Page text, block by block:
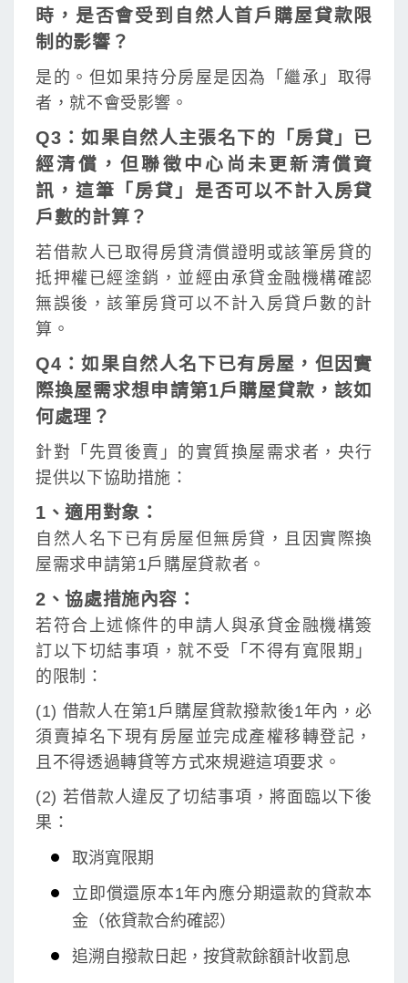
時，是否會受到自然人首戶購屋貸款限
制的影響？
是的。但如果持分房屋是因為「繼承」取得
者，就不會受影響。
Q3：如果自然人主張名下的「房貸」已
經清償，但聯徵中心尚未更新清償資
訊，這筆「房貸」是否可以不計入房貸
戶數的計算？
若借款人已取得房貸清償證明或該筆房貸的
抵押權已經塗銷，並經由承貸金融機構確認
無誤後，該筆房貸可以不計入房貸戶數的計
算。
Q4：如果自然人名下已有房屋，但因實
際換屋需求想申請第1戶購屋貸款，該如
何處理？
針對「先買後賣」的實質換屋需求者，央行
提供以下協助措施：
1、適用對象：
自然人名下已有房屋但無房貸，且因實際換
屋需求申請第1戶購屋貸款者。
2、協處措施內容：
若符合上述條件的申請人與承貸金融機構簽
訂以下切結事項，就不受「不得有寬限期」
的限制：
(1) 借款人在第1戶購屋貸款撥款後1年內，必
須賣掉名下現有房屋並完成產權移轉登記，
且不得透過轉貸等方式來規避這項要求。
(2) 若借款人違反了切結事項，將面臨以下後
果：
取消寬限期
立即償還原本1年內應分期還款的貸款本
金（依貸款合約確認）
追溯自撥款日起，按貸款餘額計收罰息